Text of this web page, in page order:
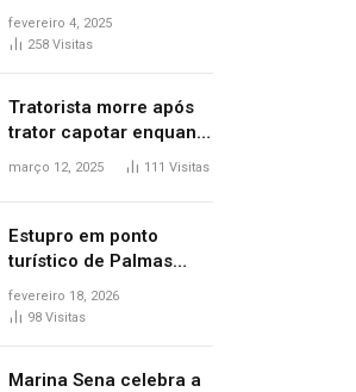
Censori, esposa de
Kanye West que
fevereiro 4, 2025
258 Visitas
Tratorista morre após
trator capotar enquanto
removia vegetação em
março 12, 2025 111 Visitas
Estupro em ponto
turístico de Palmas
ocorreu em frente à
viatura e base de
fevereiro 18, 2026
98 Visitas
Marina Sena celebra a